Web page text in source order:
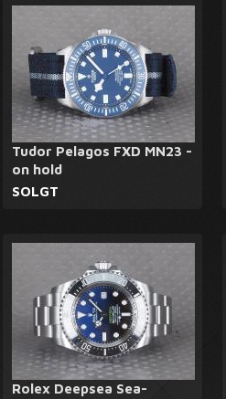
Tudor Pelagos FXD MN23 -
on hold
SOLGT
Rolex Deepsea Sea-